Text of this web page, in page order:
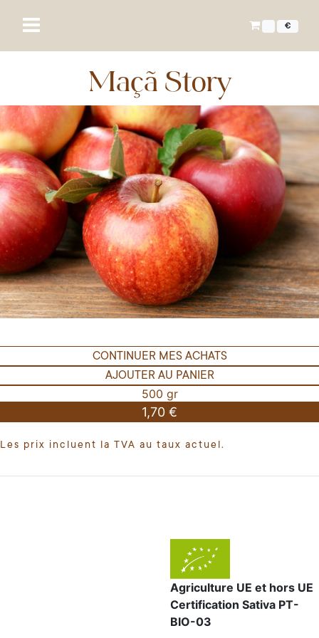
€
Maçã Story
CONTINUER MES ACHATS
AJOUTER AU PANIER
500 gr
1,70 €
Les prix incluent la TVA au taux actuel.
Agriculture UE et hors UE
Certification Sativa PT-
BIO-03